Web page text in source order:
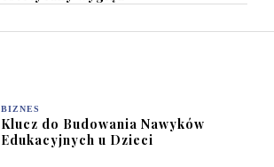
BIZNES
Klucz do Budowania Nawyków
Edukacyjnych u Dzieci